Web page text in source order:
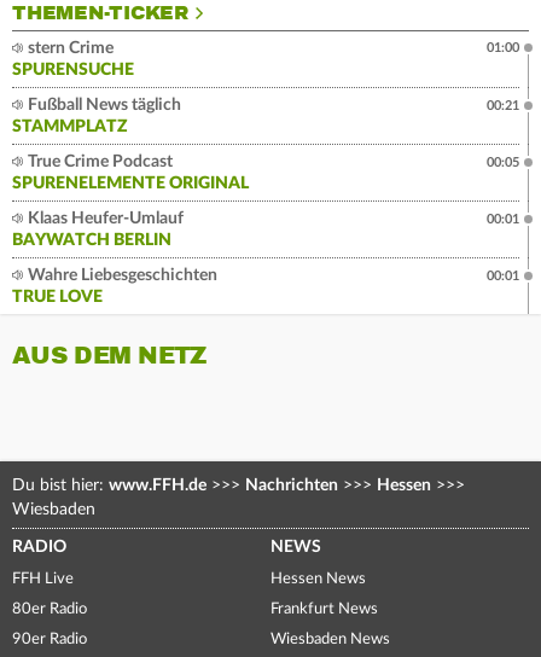
THEMEN-TICKER
stern Crime
SPURENSUCHE
01:00
Fußball News täglich
STAMMPLATZ
00:21
True Crime Podcast
SPURENELEMENTE ORIGINAL
00:05
Klaas Heufer-Umlauf
BAYWATCH BERLIN
00:01
Wahre Liebesgeschichten
TRUE LOVE
00:01
AUS DEM NETZ
Du bist hier: www.FFH.de >>> Nachrichten >>> Hessen >>>
Wiesbaden
RADIO
FFH Live
80er Radio
90er Radio
NEWS
Hessen News
Frankfurt News
Wiesbaden News